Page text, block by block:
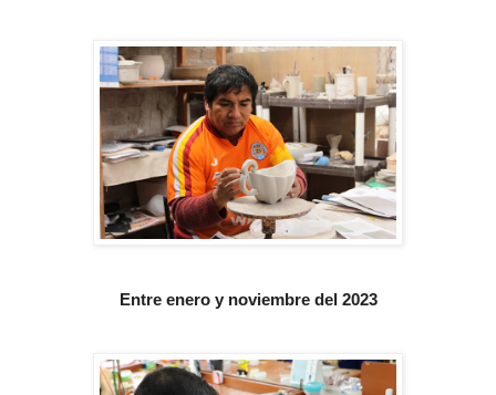
Entre enero y noviembre del 2023